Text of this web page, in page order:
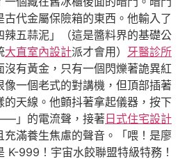
代金屬保險箱的東西。他輸入了
辣五蒜泥」（這是醬料界的基礎公
大直室內設計派才會用） 牙醫診所
沒有黃金，只有一個閃爍著詭異紅
一個老式的對講機，但頂部插著
天線。他顫抖著拿起儀器，按下
」的電流聲，接著 日式住宅設計
滿養生焦慮的聲音。「喂！是廖
K-999！宇宙水餃聯盟特級特務！